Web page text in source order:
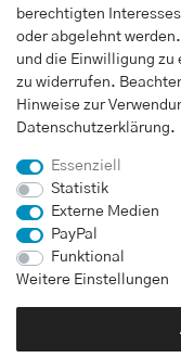
berechtigten
oder abgelehnt
und die Einwilligung zu
zu widerrufen.
Hinweise zur
Daten­schutz­erklärung.
Essenziell
Statistik
Externe Medien
PayPal
Funktional
Weitere Einstellungen
Widerrufs­recht
Impressum
Daten­schutz­erklärung
AGB
Vertrag widerrufen
UNTERNEHMEN
Kontakt
Bei Fragen wenden Sie